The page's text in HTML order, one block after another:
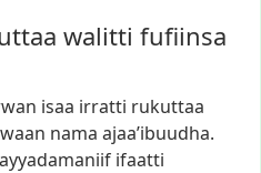
walitti fufiinsa
isaa irratti rukuttaa
waan nama ajaa’ibuudha.
ifaatti